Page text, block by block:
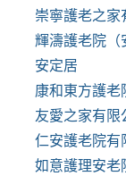
崇寧護老之家
輝濤護老院（
安定居
康和東方護老
友愛之家有限
仁安護老院有
如意護理安老